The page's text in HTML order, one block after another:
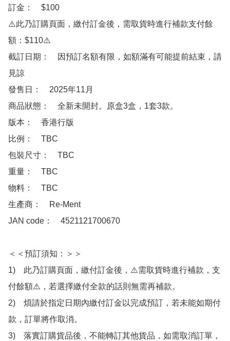
訂金：　$100
⚠️此乃訂購頁面，繳付訂金後，需取貨時進行補款支付餘
額：$110⚠️
截訂日期：　因預訂名額有限，如額滿有可能提前結束，請
見諒
發售日：　2025年11月
商品狀態：　全新未開封。原盒3盒，1套3款。
版本：　香港行版
比例：　TBC
包裝尺寸：　TBC
重量：　TBC
物料：　TBC
生產商：　Re-Ment
JAN code：　4521121700670
＜＜預訂須知：＞＞
1)　此乃訂購頁面，繳付訂金後，⚠️需取貨時進行補款，支
付餘額⚠️，若選擇繳付全款的話則無需再補款。
2)　煩請於指定日期內繳付訂金以完成預訂，若未能如期付
款，訂單將作取消。
3)　落實訂購貨品後，不能轉訂其他貨品，如需取消訂單，